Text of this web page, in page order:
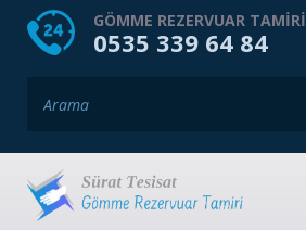
HOME HAKKIMIZDA
GÖMME REZERVUAR TAMIRI
0535 339 64 84